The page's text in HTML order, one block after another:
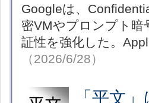
Googleは、
密VMやプロンプト暗
証性を強化した。
（2026/6/28）
「平文